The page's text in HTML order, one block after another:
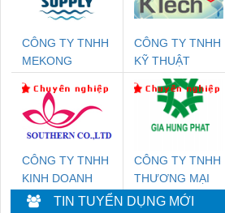
CÔNG TY TNHH
MEKONG
CÔNG TY TNHH
KỸ THUẬT
KTECH VIỆT
NAM
CÔNG TY TNHH
KINH DOANH
DỊCH VỤ XNK
CÔNG TY TNHH
THƯƠNG MẠI
DỊCH VỤ KỸ
TIN TUYỂN DỤNG MỚI